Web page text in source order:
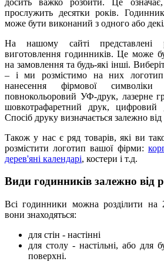
прослужить десятки років.
може бути виконаний з одного або
На нашому сайті представлені
виготовлення годинників. Це може
на замовлення та будь-які інші.
– і ми розмістимо на них
нанесення фірмової
повнокольоровий УФ-друк, лазерне
шовкотрафаретний друк,
Спосіб друку визначається залежно
Також у нас є ряд товарів, які ви
розмістити логотип вашої фірми:
дерев'яні календарі, костери і т.д.
Види годинників залежно від
Всі годинники можна розділити на
вони знаходяться:
для стін - настінні
для столу - настільні, або для
поверхні.